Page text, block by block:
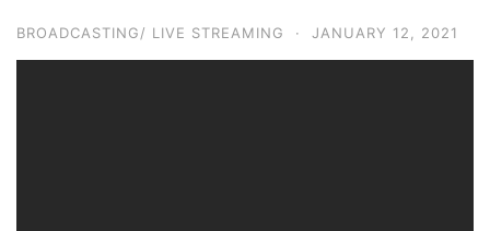
BROADCASTING/ LIVE STREAMING · JANUARY 12, 2021